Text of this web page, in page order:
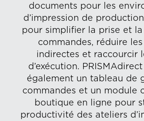
documents pour les
d’impression de
pour simplifier la prise et
commandes, réduire
indirectes et raccourcir
d’exécution.
également un tableau de
commandes et un module
boutique en ligne pour
productivité des ateliers